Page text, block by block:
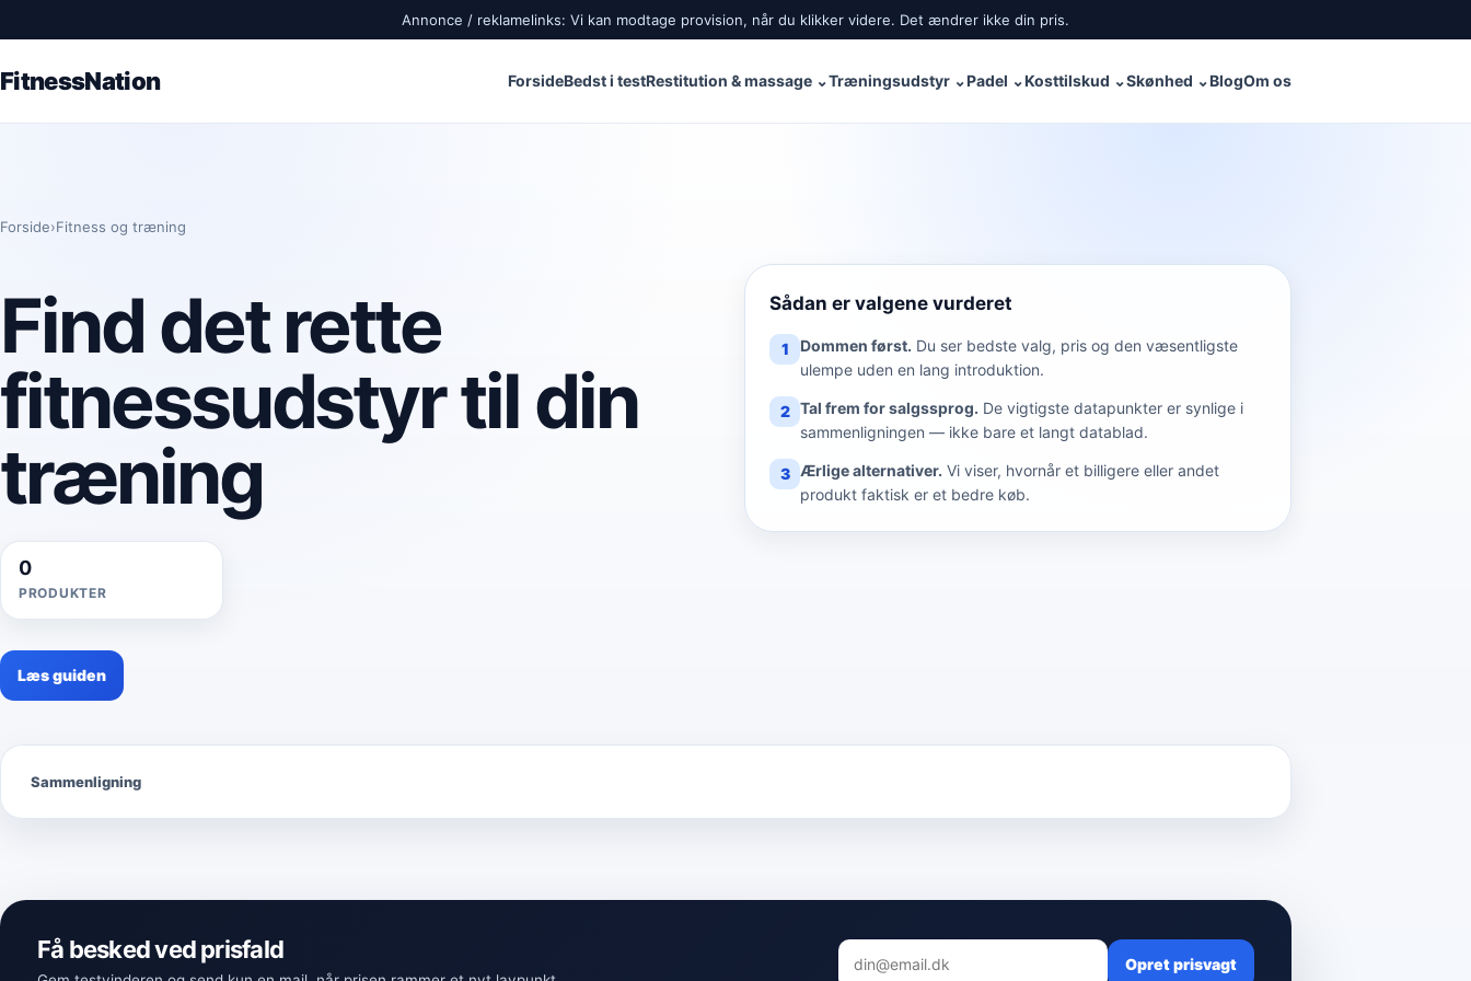
Annonce / reklamelinks: Vi kan modtage provision, når du klikker videre. Det ændrer ikke din pris.
FitnessNation ForsideBedst i testRestitution & massage ⌄Træningsudstyr ⌄Padel ⌄Kosttilskud ⌄Skønhed ⌄BlogOm os
Forside›Fitness og træning
Find det rette
fitnessudstyr til din
træning
0
PRODUKTER
Læs guiden
Sådan er valgene vurderet
1 Dommen først. Du ser bedste valg, pris og den væsentligste
ulempe uden en lang introduktion.
2 Tal frem for salgssprog. De vigtigste datapunkter er synlige i
sammenligningen — ikke bare et langt datablad.
3 Ærlige alternativer. Vi viser, hvornår et billigere eller andet
produkt faktisk er et bedre køb.
Sammenligning
Få besked ved prisfald
Opret prisvagt